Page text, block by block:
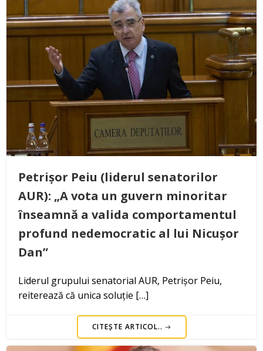
Petrișor Peiu (liderul senatorilor
AUR): „A vota un guvern minoritar
înseamnă a valida comportamentul
profund nedemocratic al lui Nicușor
Dan”
Liderul grupului senatorial AUR, Petrișor Peiu,
reiterează că unica soluție […]
CITEȘTE ARTICOL..